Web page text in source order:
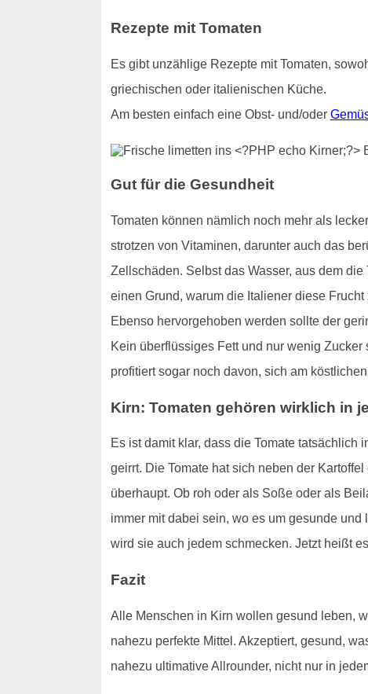
Rezepte mit Tomaten
Es gibt unzählige Rezepte mit Tomaten,
griechischen oder italienischen Küche.
Am besten einfach eine Obst- und/oder
Gut für die Gesundheit
Tomaten können nämlich noch mehr als
strotzen von Vitaminen, darunter auch das
Zellschäden. Selbst das Wasser, aus dem
einen Grund, warum die Italiener diese
Ebenso hervorgehoben werden sollte der
Kein überflüssiges Fett und nur wenig
profitiert sogar noch davon, sich am
Kirn: Tomaten gehören wirklich in
Es ist damit klar, dass die Tomate
geirrt. Die Tomate hat sich neben der
überhaupt. Ob roh oder als Soße oder als
immer mit dabei sein, wo es um gesunde
wird sie auch jedem schmecken. Jetzt heißt
Fazit
Alle Menschen in Kirn wollen gesund leben,
nahezu perfekte Mittel. Akzeptiert, gesund,
nahezu ultimative Allrounder, nicht nur in